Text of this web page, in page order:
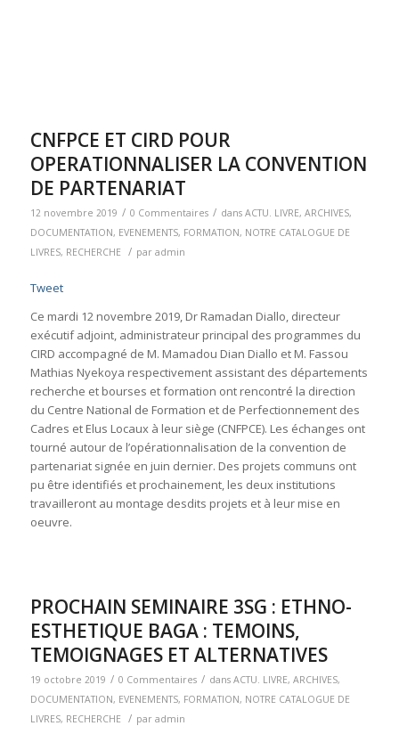
CNFPCE ET CIRD POUR
OPERATIONNALISER LA CONVENTION
DE PARTENARIAT
12 novembre 2019 / 0 Commentaires / dans ACTU. LIVRE, ARCHIVES,
DOCUMENTATION, EVENEMENTS, FORMATION, NOTRE CATALOGUE DE
LIVRES, RECHERCHE / par admin
Tweet
Ce mardi 12 novembre 2019, Dr Ramadan Diallo, directeur
exécutif adjoint, administrateur principal des programmes du
CIRD accompagné de M. Mamadou Dian Diallo et M. Fassou
Mathias Nyekoya respectivement assistant des départements
recherche et bourses et formation ont rencontré la direction
du Centre National de Formation et de Perfectionnement des
Cadres et Elus Locaux à leur siège (CNFPCE). Les échanges ont
tourné autour de l’opérationnalisation de la convention de
partenariat signée en juin dernier. Des projets communs ont
pu être identifiés et prochainement, les deux institutions
travailleront au montage desdits projets et à leur mise en
oeuvre.
PROCHAIN SEMINAIRE 3SG : ETHNO-
ESTHETIQUE BAGA : TEMOINS,
TEMOIGNAGES ET ALTERNATIVES
19 octobre 2019 / 0 Commentaires / dans ACTU. LIVRE, ARCHIVES,
DOCUMENTATION, EVENEMENTS, FORMATION, NOTRE CATALOGUE DE
LIVRES, RECHERCHE / par admin